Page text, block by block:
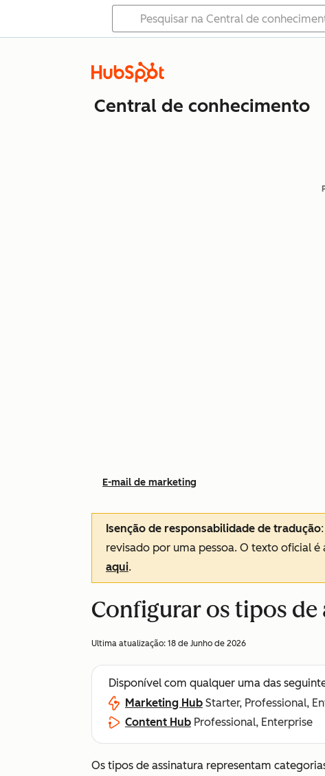
Central de conhecimento
E-mail de marketing
Isenção de responsabilidade de tradução
revisado por uma pessoa. O texto oficial é
aqui.
Configurar os tipos de
Ultima atualização: 18 de Junho de 2026
Disponível com qualquer uma das
Marketing Hub Starter, Professional,
Content Hub Professional, Enterprise
Os tipos de assinatura representam